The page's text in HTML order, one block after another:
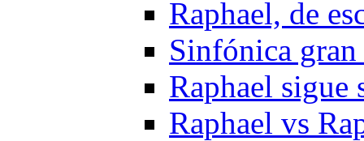
Raphael, de
Sinfónica
Raphael sigue
Raphael vs